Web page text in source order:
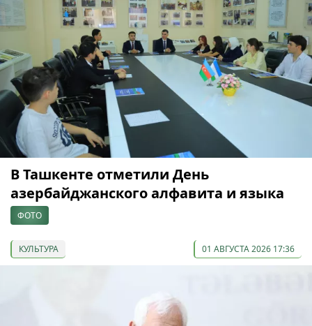
В Ташкенте отметили День
азербайджанского алфавита и языка
ФОТО
КУЛЬТУРА 01 АВГУСТА 2026 17:36